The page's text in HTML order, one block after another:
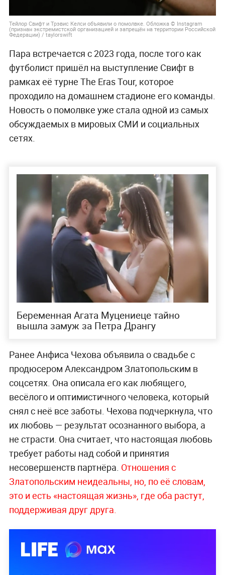
Тейлор Свифт и Трэвис Келси объявили о помолвке. Обложка © Instagram
(признан экстремистской организацией и запрещён на территории Российской
Федерации) / taylorswift
Пара встречается с 2023 года, после того как
футболист пришёл на выступление Свифт в
рамках её турне The Eras Tour, которое
проходило на домашнем стадионе его команды.
Новость о помолвке уже стала одной из самых
обсуждаемых в мировых СМИ и социальных
сетях.
Беременная Агата Муцениеце тайно
вышла замуж за Петра Дрангу
Ранее Анфиса Чехова объявила о свадьбе с
продюсером Александром Златопольским в
соцсетях. Она описала его как любящего,
весёлого и оптимистичного человека, который
снял с неё все заботы. Чехова подчеркнула, что
их любовь — результат осознанного выбора, а
не страсти. Она считает, что настоящая любовь
требует работы над собой и принятия
несовершенств партнёра. Отношения с
Златопольским неидеальны, но, по её словам,
это и есть «настоящая жизнь», где оба растут,
поддерживая друг друга.